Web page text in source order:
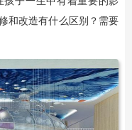
和改造有什么区别？需要